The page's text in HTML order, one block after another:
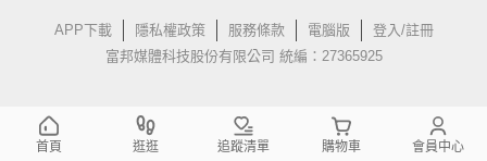
APP下載 隱私權政策 服務條款 電腦版
登入/註冊
富邦媒體科技股份有限公司 統編：27365925
首頁 逛逛 追蹤清單 購物車 會員中心